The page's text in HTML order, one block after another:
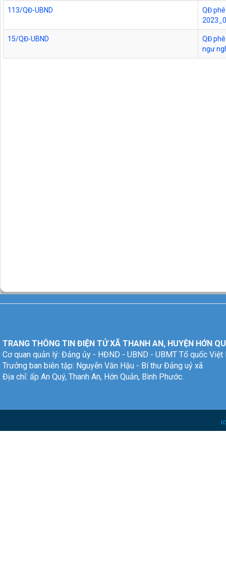
113/QĐ-UBND
QĐ
15/QĐ-UBND
QĐ
ngư
TRANG THÔNG TIN ĐIỆN TỬ XÃ THANH AN, HUYỆN HỚN
Cơ quan quản lý: Đảng ủy - HĐND - UBND - UBMT Tổ quốc Việt
Trưởng ban biên tập: Nguyễn Văn Hậu - Bí thư Đảng uỷ xã
Địa chỉ: ấp An Quý, Thanh An, Hớn Quản, Bình Phước.